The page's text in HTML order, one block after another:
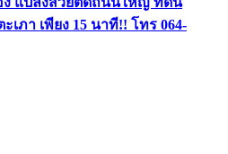
ภา เพียง 15 นาที!! โทร 064-